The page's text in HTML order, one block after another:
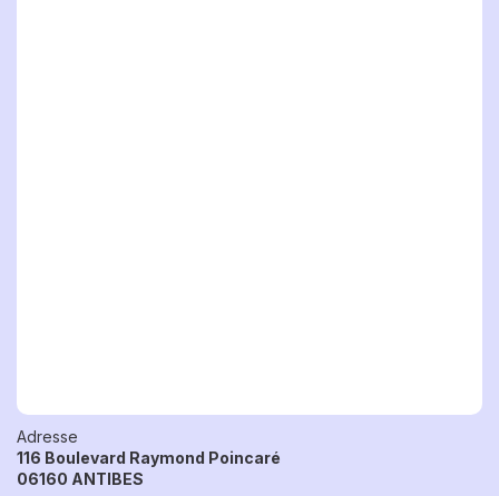
Adresse
116 Boulevard Raymond Poincaré
06160 ANTIBES